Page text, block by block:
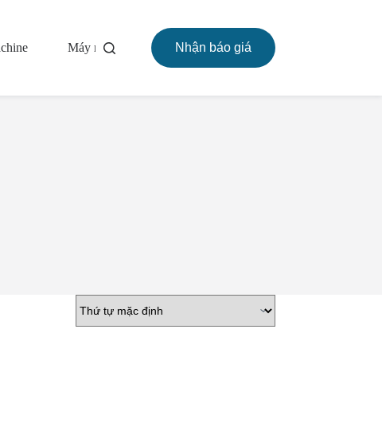
Máy rang Nhận báo giá